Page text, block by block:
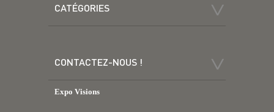
CATÉGORIES
CONTACTEZ-NOUS !
Expo Visions